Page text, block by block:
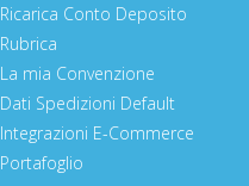
Ricarica Conto Deposito
Rubrica
La mia Convenzione
Dati Spedizioni Default
Integrazioni E-Commerce
Portafoglio